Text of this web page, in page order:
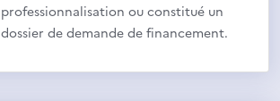
professionnalisation ou constitué un
dossier de demande de financement.